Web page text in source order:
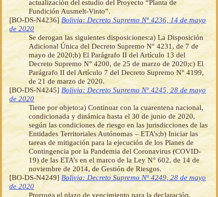
actualización del estudio del Proyecto “Planta de
Fundición Ausmelt-Vinto”.
[BO-DS-N4236]Bolivia: Decreto Supremo Nº 4236, 14 de mayo
de 2020
Se derogan las siguientes disposiciones:a) La Disposición
Adicional Única del Decreto Supremo N° 4231, de 7 de
mayo de 2020;b) El Parágrafo II del Artículo 13 del
Decreto Supremo N° 4200, de 25 de marzo de 2020;c) El
Parágrafo II del Artículo 7 del Decreto Supremo N° 4199,
de 21 de marzo de 2020.
[BO-DS-N4245] Bolivia: Decreto Supremo Nº 4245, 28 de mayo
de 2020
Tiene por objeto:a) Continuar con la cuarentena nacional,
condicionada y dinámica hasta el 30 de junio de 2020,
según las condiciones de riesgo en las jurisdicciones de las
Entidades Territoriales Autónomas – ETA’s;b) Iniciar las
tareas de mitigación para la ejecución de los Planes de
Contingencia por la Pandemia del Coronavirus (COVID-
19) de las ETA’s en el marco de la Ley N° 602, de 14 de
noviembre de 2014, de Gestión de Riesgos.
[BO-DS-N4249] Bolivia: Decreto Supremo Nº 4249, 28 de mayo
de 2020
Prorroga el plazo de vencimiento para la declaración,